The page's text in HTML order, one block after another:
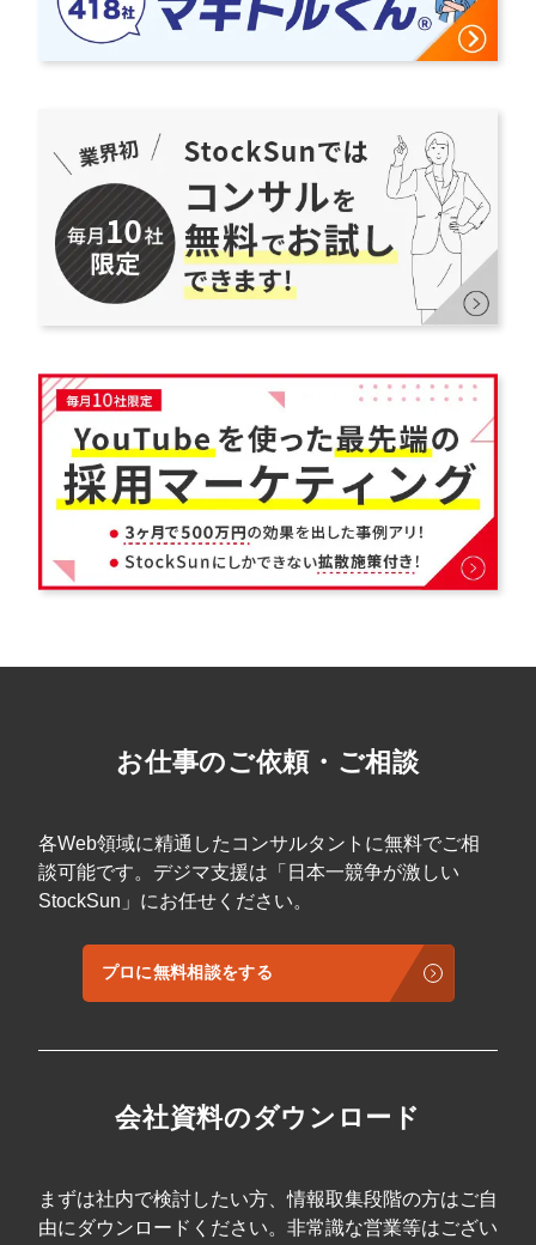
お仕事のご依頼・ご相談
各Web領域に精通したコンサルタントに無料でご相
談可能です。デジマ支援は「日本一競争が激しい
StockSun」にお任せください。
プロに無料相談をする
会社資料のダウンロード
まずは社内で検討したい方、情報取集段階の方はご自
由にダウンロードください。非常識な営業等はござい